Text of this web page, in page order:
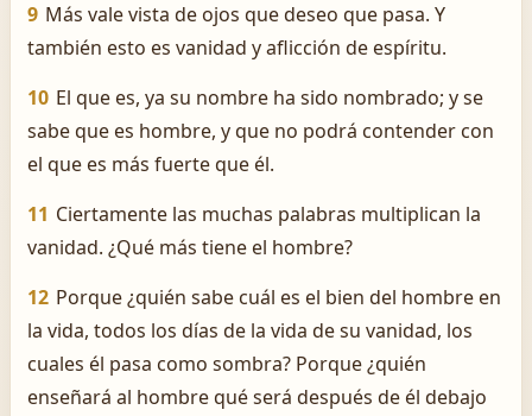
9 Más vale vista de ojos que deseo que pasa. Y
también esto es vanidad y aflicción de espíritu.
10 El que es, ya su nombre ha sido nombrado; y se
sabe que es hombre, y que no podrá contender con
el que es más fuerte que él.
11 Ciertamente las muchas palabras multiplican la
vanidad. ¿Qué más tiene el hombre?
12 Porque ¿quién sabe cuál es el bien del hombre en
la vida, todos los días de la vida de su vanidad, los
cuales él pasa como sombra? Porque ¿quién
enseñará al hombre qué será después de él debajo